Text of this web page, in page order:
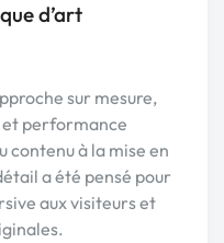
d’art
sur mesure,
performance
contenu à la mise en
a été pensé pour
aux visiteurs et